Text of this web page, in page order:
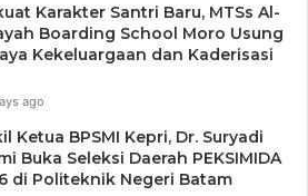
Agung Dhamar Syakti, S.Pi., DEA
bahwa tema yang
ini sangat relevan dengan dinamika
Karakter Santri Baru, MTSs Al-
Boarding School Moro Usung
Kekeluargaan dan Kaderisasi
ago
Ketua BPSMI Kepri, Dr. Suryadi
Buka Seleksi Daerah PEKSIMIDA
di Politeknik Negeri Batam